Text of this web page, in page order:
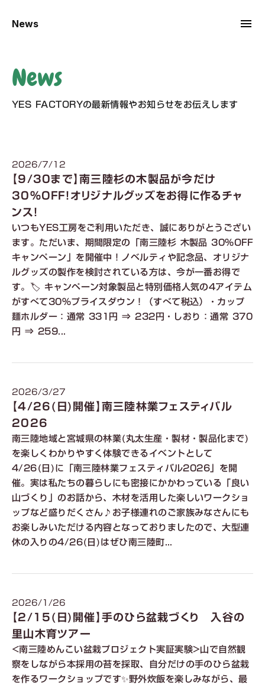
News menu
News
YES FACTORYの最新情報やお知らせをお伝えします
2026/7/12
【9/30まで】南三陸杉の木製品が今だけ
30%OFF！オリジナルグッズをお得に作るチャ
ンス！
いつもYES工房をご利用いただき、誠にありがとうござい
ます。ただいま、期間限定の「南三陸杉 木製品 30%OFF
キャンペーン」を開催中！ノベルティや記念品、オリジナ
ルグッズの製作を検討されている方は、今が一番お得で
す。🏷️ キャンペーン対象製品と特別価格人気の4アイテム
がすべて30%プライスダウン！（すべて税込）・カップ
麺ホルダー：通常 331円 ⇒ 232円・しおり：通常 370
円 ⇒ 259...
2026/3/27
【4/26(日)開催】南三陸林業フェスティバル
2026
南三陸地域と宮城県の林業(丸太生産・製材・製品化まで)
を楽しくわかりやすく体験できるイベントとして
4/26(日)に「南三陸林業フェスティバル2026」を開
催。実は私たちの暮らしにも密接にかかわっている「良い
山づくり」のお話から、木材を活用した楽しいワークショ
ップなど盛りだくさん♪お子様連れのご家族みなさんにも
お楽しみいただける内容となっておりましたので、大型連
休の入りの4/26(日)はぜひ南三陸町...
2026/1/26
【2/15(日)開催】手のひら盆栽づくり 入谷の
里山木育ツアー
<南三陸めんこい盆栽プロジェクト実証実験>山で自然観
察をしながら本採用の苔を採取、自分だけの手のひら盆栽
を作るワークショップです✨野外炊飯を楽しみながら、最